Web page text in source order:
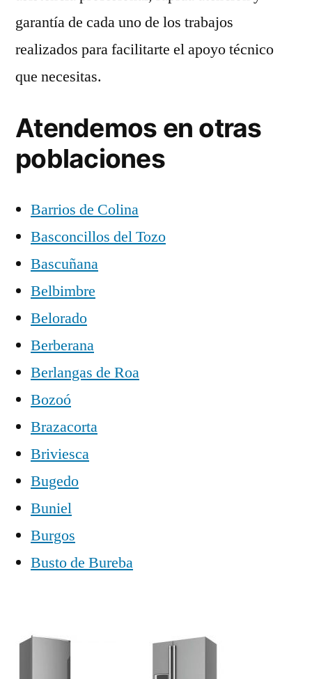
garantía de cada uno de los trabajos
realizados para facilitarte el apoyo técnico
que necesitas.
Atendemos en otras
poblaciones
Barrios de Colina
Basconcillos del Tozo
Bascuñana
Belbimbre
Belorado
Berberana
Berlangas de Roa
Bozoó
Brazacorta
Briviesca
Bugedo
Buniel
Burgos
Busto de Bureba